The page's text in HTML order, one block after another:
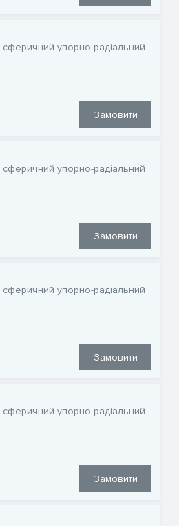
упорно-радіальний
Замовити
упорно-радіальний
Замовити
упорно-радіальний
Замовити
упорно-радіальний
Замовити